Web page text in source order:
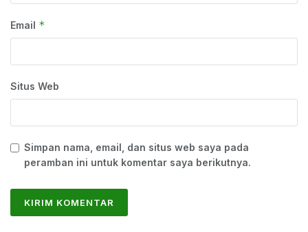
Email *
Situs Web
Simpan nama, email, dan situs web saya pada
peramban ini untuk komentar saya berikutnya.